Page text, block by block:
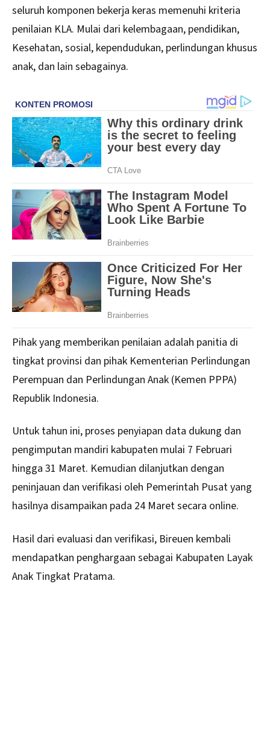
seluruh komponen bekerja keras memenuhi kriteria
penilaian KLA. Mulai dari kelembagaan, pendidikan,
Kesehatan, sosial, kependudukan, perlindungan khusus
anak, dan lain sebagainya.
Pihak yang memberikan penilaian adalah panitia di
tingkat provinsi dan pihak Kementerian Perlindungan
Perempuan dan Perlindungan Anak (Kemen PPPA)
Republik Indonesia.
Untuk tahun ini, proses penyiapan data dukung dan
pengimputan mandiri kabupaten mulai 7 Februari
hingga 31 Maret. Kemudian dilanjutkan dengan
peninjauan dan verifikasi oleh Pemerintah Pusat yang
hasilnya disampaikan pada 24 Maret secara online.
Hasil dari evaluasi dan verifikasi, Bireuen kembali
mendapatkan penghargaan sebagai Kabupaten Layak
Anak Tingkat Pratama.